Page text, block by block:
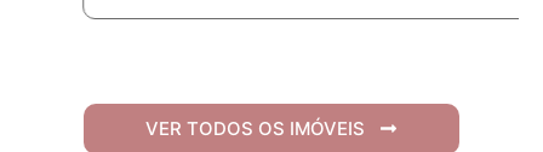
VER TODOS OS IMÓVEIS